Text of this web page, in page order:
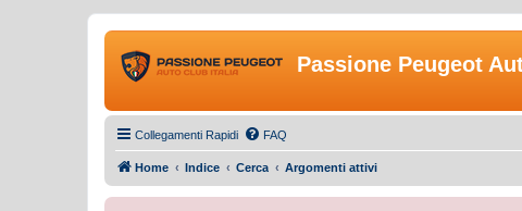
Passione Peugeot
Collegamenti Rapidi FAQ
Home Indice Cerca Argomenti attivi